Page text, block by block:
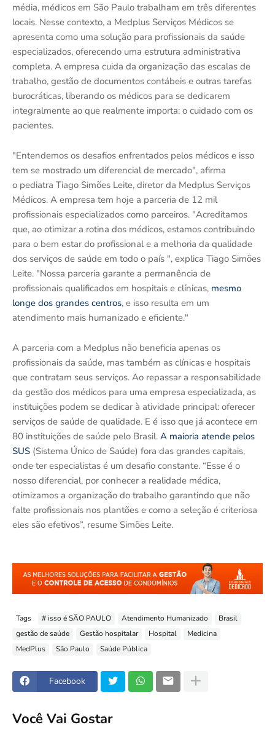
média, médicos em São Paulo trabalham em três diferentes
locais. Nesse contexto, a Medplus Serviços Médicos se
apresenta como uma solução para profissionais da saúde
especializados, oferecendo uma estrutura administrativa
completa. A empresa cuida da organização das escalas de
trabalho, gestão de documentos contábeis e outras tarefas
burocráticas, liberando os médicos para se dedicarem
integralmente ao que realmente importa: o cuidado com os
pacientes.
"Entendemos os desafios enfrentados pelos médicos e isso
tem se mostrado um diferencial de mercado", afirma
o pediatra Tiago Simões Leite, diretor da Medplus Serviços
Médicos. A empresa tem hoje a parceria de 12 mil
profissionais especializados como parceiros. "Acreditamos
que, ao otimizar a rotina dos médicos, estamos contribuindo
para o bem estar do profissional e a melhoria da qualidade
dos serviços de saúde em todo o país ", explica Tiago Simões
Leite. "Nossa parceria garante a permanência de
profissionais qualificados em hospitais e clínicas, mesmo
longe dos grandes centros, e isso resulta em um
atendimento mais humanizado e eficiente."
A parceria com a Medplus não beneficia apenas os
profissionais da saúde, mas também as clínicas e hospitais
que contratam seus serviços. Ao repassar a responsabilidade
da gestão dos médicos para uma empresa especializada, as
instituições podem se dedicar à atividade principal: oferecer
serviços de saúde de qualidade. E é isso que já acontece em
80 instituições de saúde pelo Brasil. A maioria atende pelos
SUS (Sistema Único de Saúde) fora das grandes capitais,
onde ter especialistas é um desafio constante. “Esse é o
nosso diferencial, por conhecer a realidade médica,
otimizamos a organização do trabalho garantindo que não
falte profissionais nos plantões e como a seleção é criteriosa
eles são efetivos”, resume Simões Leite.
Tags # isso é SÃO PAULO Atendimento Humanizado
Brasil
gestão de saúde
Gestão hospitalar Hospital
Medicina
MedPlus
São Paulo Saúde Pública
Facebook
Você Vai Gostar